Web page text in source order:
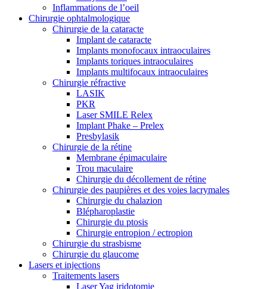
Inflammations de l’oeil
Chirurgie ophtalmologique
Chirurgie de la cataracte
Implant de cataracte
Implants monofocaux intraoculaires
Implants toriques intraoculaires
Implants multifocaux intraoculaires
Chirurgie réfractive
LASIK
PKR
Laser SMILE Relex
Implant Phake – Prelex
Presbylasik
Chirurgie de la rétine
Membrane épimaculaire
Trou maculaire
Chirurgie du décollement de rétine
Chirurgie des paupières et des voies lacrymales
Chirurgie du chalazion
Blépharoplastie
Chirurgie du ptosis
Chirurgie entropion / ectropion
Chirurgie du strasbisme
Chirurgie du glaucome
Lasers et injections
Traitements lasers
Laser Yag iridotomie